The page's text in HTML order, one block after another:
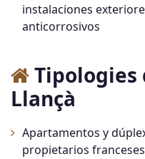
instalaciones
anticorrosivos
Tipologies
Llançà
Apartamentos y
propietarios